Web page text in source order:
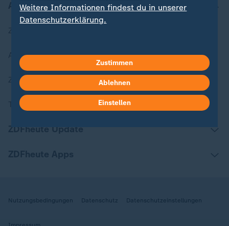
Aktuell bei ZDFheute
Aktuelle Sendungs-Videos
ZDFheute Stories
Themen im Überblick
ZDFheute Update
Nutzungsbedingungen Datenschutz Datenschutzeinstellungen
Weitere Informationen findest du in unserer
Datenschutzerklärung.
Zustimmen
Ablehnen
Einstellen